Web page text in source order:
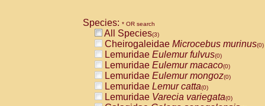
AtelidaeAlouatta
AtelidaeAteles belzebuth
AtelidaeAteles geoffroyi(0)
AtelidaeAteles paniscus(0)
AtelidaeAtelesspp. (0)
AtelidaeLagothrix lagothricha(0)
AtelidaeLagothrix lagothricha cana
PitheciidaeCacajao calvus
Species: * OR search
All Species(3)
Cheirogaleidae Microcebus murinus(0)
Lemuridae Eulemur fulvus(0)
Lemuridae Eulemur macaco(0)
Lemuridae Eulemur mongoz(0)
Lemuridae Lemur catta(0)
Lemuridae Varecia variegata(0)